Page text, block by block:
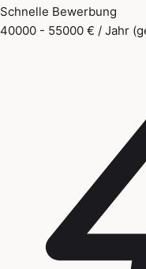
Schnelle Bewerbung
40000 - 55000 € / Jahr